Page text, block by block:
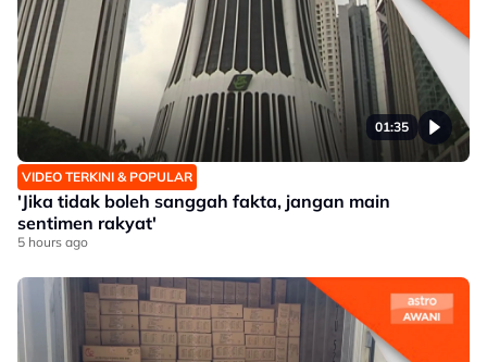
01:35
VIDEO TERKINI & POPULAR
'Jika tidak boleh sanggah fakta, jangan main
sentimen rakyat'
5 hours ago